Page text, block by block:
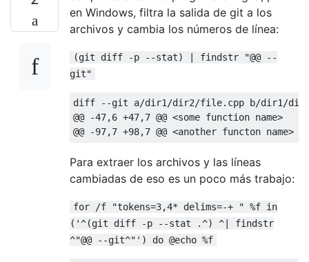
en Windows, filtra la salida de git a los
archivos y cambia los números de línea:
(git diff -p --stat) | findstr "@@ --
git"
diff --git a/dir1/dir2/file.cpp b/dir1/
@@ -47,6 +47,7 @@ <some function name>
Para extraer los archivos y las líneas
cambiadas de eso es un poco más trabajo:
for /f "tokens=3,4* delims=-+ " %f in
('^(git diff -p --stat .^) ^| findstr
^"@@ --git^"') do @echo %f